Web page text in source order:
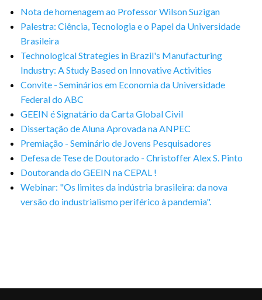
Nota de homenagem ao Professor Wilson Suzigan
Palestra: Ciência, Tecnologia e o Papel da Universidade
Brasileira
Technological Strategies in Brazil's Manufacturing
Industry: A Study Based on Innovative Activities
Convite - Seminários em Economia da Universidade
Federal do ABC
GEEIN é Signatário da Carta Global Civil
Dissertação de Aluna Aprovada na ANPEC
Premiação - Seminário de Jovens Pesquisadores
Defesa de Tese de Doutorado - Christoffer Alex S. Pinto
Doutoranda do GEEIN na CEPAL !
Webinar: "Os limites da indústria brasileira: da nova
versão do industrialismo periférico à pandemia".